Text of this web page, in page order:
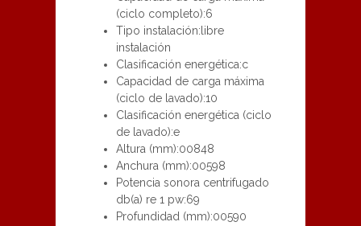
(ciclo completo):6
Tipo instalación:libre
instalación
Clasificación energética:c
Capacidad de carga máxima
(ciclo de lavado):10
Clasificación energética (ciclo
de lavado):e
Altura (mm):00848
Anchura (mm):00598
Potencia sonora centrifugado
db(a) re 1 pw:69
Profundidad (mm):00590